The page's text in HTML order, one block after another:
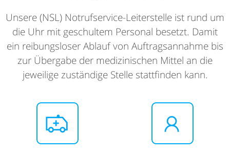
Unsere (NSL) Notrufservice-Leiterstelle ist rund um
die Uhr mit geschultem Personal besetzt. Damit
ein reibungsloser Ablauf von Auftragsannahme bis
zur Übergabe der medizinischen Mittel an die
jeweilige zuständige Stelle stattfinden kann.